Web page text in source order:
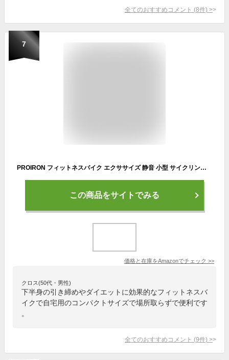
全てのおすすめコメント (8件) >
7
PROIRON フィットネスバイク エクササイズ 静音 小型 サイクリングマシン サイクルマシン トレーニングバイク ミニバイク 腕・脚用トレーニングマシン 有酸素運動 ダイエット リハビリ 高齢者運動グッズ 座ったまま 運動 器具 高齢者 自宅用 運動器具
この商品をサイトでみる
価格と在庫をAmazonでチェック >>
クロス(50代・男性)
下半身の引き締めやダイエットに効果的なフィットネスバ
イクで自宅用のコンパクトサイズで場所取らずで便利です
。
全てのおすすめコメント (9件) >